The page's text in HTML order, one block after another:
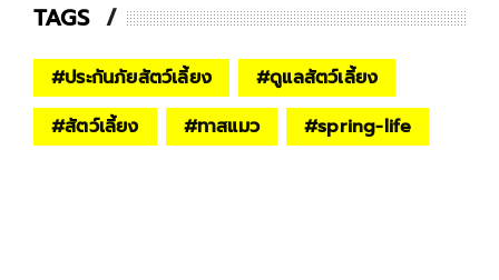
TAGS
#ประกันภัยสัตว์เลี้ยง #ดูแลสัตว์เลี้ยง
#สัตว์เลี้ยง #ทาสแมว #spring-life